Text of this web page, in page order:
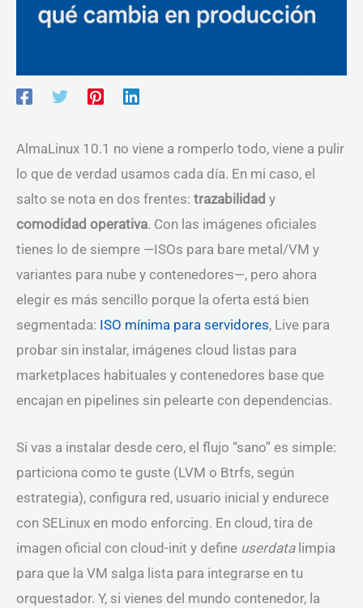
AlmaLinux 10.1 no viene a romperlo todo, viene a pulir
lo que de verdad usamos cada día. En mi caso, el
salto se nota en dos frentes: trazabilidad y
comodidad operativa. Con las imágenes oficiales
tienes lo de siempre —ISOs para bare metal/VM y
variantes para nube y contenedores—, pero ahora
elegir es más sencillo porque la oferta está bien
segmentada: ISO mínima para servidores, Live para
probar sin instalar, imágenes cloud listas para
marketplaces habituales y contenedores base que
encajan en pipelines sin pelearte con dependencias.
Si vas a instalar desde cero, el flujo “sano” es simple:
particiona como te guste (LVM o Btrfs, según
estrategia), configura red, usuario inicial y endurece
con SELinux en modo enforcing. En cloud, tira de
imagen oficial con cloud-init y define userdatalimpia
para que la VM salga lista para integrarse en tu
orquestador. Y, si vienes del mundo contenedor, la